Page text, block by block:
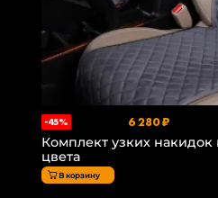
-45% 6 280 ₽
Комплект узких накидок
цвета
В корзину